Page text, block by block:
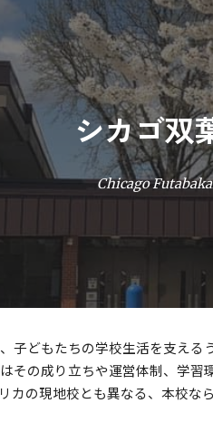
main content
シカゴ双
Chicago
子どもたちの学校生活を支え
その成り立ちや運営体制、学
カの現地校とも異なる、本校な